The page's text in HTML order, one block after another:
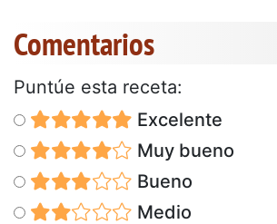
Comentarios
Puntúe esta receta:
Excelente
Muy bueno
Bueno
Medio